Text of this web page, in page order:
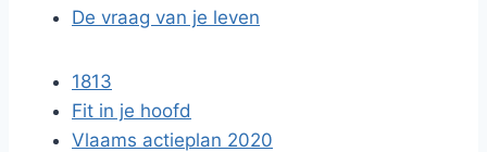
De vraag van je leven
1813
Fit in je hoofd
Vlaams actieplan 2020